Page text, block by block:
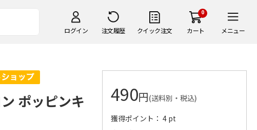
ログイン 注文履歴 クイック注文
0
カート メニュー
ポッピンキ
490円(送料別・税込)
獲得ポイント： 4 pt